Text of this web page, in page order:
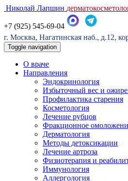
Николай Лапшин
+7 (925) 545-69-04
г. Москва, Нагатинская наб., д.12,
Toggle navigation
О враче
Направления
Эндокринология
Избыточный вес и
Профилактика старения
Косметология
Лечение рубцов
Фракционное
Дерматология
Методы детоксикации
Лечение артроза
Физиотерапия и
Иммунология
Аллергология